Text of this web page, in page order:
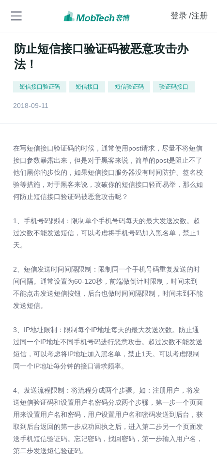
登录 /注册
防止短信接口验证码被恶意攻击办
法！
短信接口验证码 短信接口 短信验证码 验证码接口
2018-09-11
在写短信接口验证码的时候，通常使用post请求，尽量不将短信
接口参数暴露出来，但是对于黑客来说，简单的post是阻止不了
他们黑你的步伐的，如果短信接口服务器没有时间防护、签名校
验等措施，对于黑客来说，攻破你的短信接口轻而易举，那么如
何防止短信接口验证码被恶意攻击呢？
1、手机号码限制：限制单个手机号码每天的最大发送次数。超
过次数不能发送短信，可以考虑将手机号码加入黑名单，禁止1
天。
2、短信发送时间间隔限制：限制同一个手机号码重复发送的时
间间隔。通常设置为60-120秒，前端做倒计时限制，时间未到
不能点击发送短信按钮，后台也做时间间隔限制，时间未到不能
发送短信。
3、IP地址限制：限制每个IP地址每天的最大发送次数。防止通
过同一个IP地址不同手机号码进行恶意攻击。超过次数不能发送
短信，可以考虑将IP地址加入黑名单，禁止1天。可以考虑限制
同一个IP地址每分钟的接口请求频率。
4、发送流程限制：将流程分成两个步骤。如：注册用户，将发
送短信验证码和设置用户名密码分成两个步骤，第一步一个页面
用来设置用户名和密码，用户设置用户名和密码发送到后台，获
取到后台返回的第一步成功回执之后，进入第二步另一个页面发
送手机短信验证码。忘记密码，找回密码，第一步输入用户名，
第二步发送短信验证码。